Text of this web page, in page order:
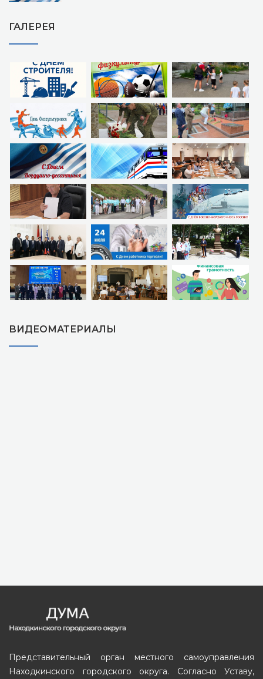
ГАЛЕРЕЯ
ВИДЕОМАТЕРИАЛЫ
Представительный орган местного самоуправления
Находкинского городского округа. Согласно Уставу,